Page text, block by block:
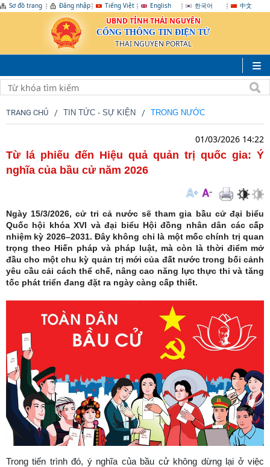
Sơ đồ trang Đăng nhập Tiếng Việt English 한국어 中文
UBND TỈNH THÁI NGUYÊN
CỔNG THÔNG TIN ĐIỆN TỬ
THAI NGUYEN PORTAL
TRANG CHỦ TIN TỨC - SỰ KIỆN TRONG NƯỚC
01/03/2026 14:22
Từ lá phiếu đến Hiệu quả quản trị quốc gia: Ý
nghĩa của bầu cử năm 2026
Ngày 15/3/2026, cử tri cả nước sẽ tham gia bầu cử đại biểu
Quốc hội khóa XVI và đại biểu Hội đồng nhân dân các cấp
nhiệm kỳ 2026–2031. Đây không chỉ là một mốc chính trị quan
trọng theo Hiến pháp và pháp luật, mà còn là thời điểm mở
đầu cho một chu kỳ quản trị mới của đất nước trong bối cảnh
yêu cầu cải cách thể chế, nâng cao năng lực thực thi và tăng
tốc phát triển đang đặt ra ngày càng cấp thiết.
Trong tiến trình đó, ý nghĩa của bầu cử không dừng lại ở việc